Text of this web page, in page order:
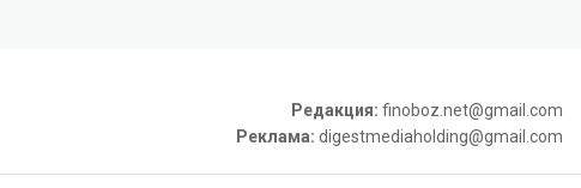
Редакция: finoboz.net@gmail.com
Реклама: digestmediaholding@gmail.com